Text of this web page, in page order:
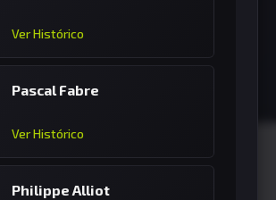
Ver Histórico
Pascal Fabre
Ver Histórico
Philippe Alliot